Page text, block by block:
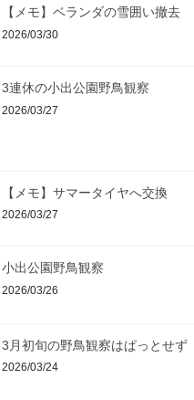
【メモ】ベランダの雪囲い撤去
2026/03/30
3連休の小出公園野鳥観察
2026/03/27
【メモ】サマータイヤへ交換
2026/03/27
小出公園野鳥観察
2026/03/26
3月初旬の野鳥観察はぱっとせず
2026/03/24